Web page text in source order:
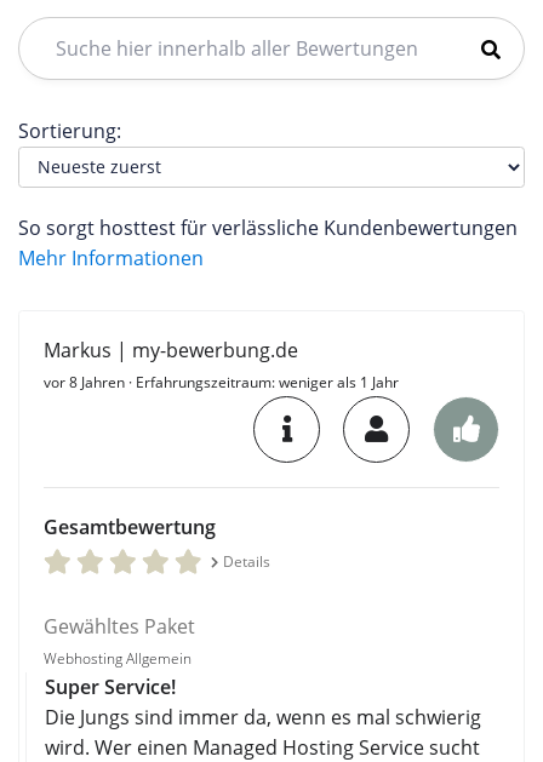
Sortierung:
So sorgt hosttest für verlässliche Kundenbewertungen
Mehr Informationen
Markus | my-bewerbung.de
vor 8 Jahren · Erfahrungszeitraum: weniger als 1 Jahr
Gesamtbewertung
Details
Gewähltes Paket
Webhosting Allgemein
Super Service!
Die Jungs sind immer da, wenn es mal schwierig
wird. Wer einen Managed Hosting Service sucht